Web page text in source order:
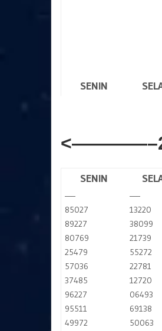
SENIN
SENIN
—– —–
85027
13220
89227
38099
80769
21739
25479
55272
57036
22781
37485
12720
96227
06493
95511
69138
49972
50063